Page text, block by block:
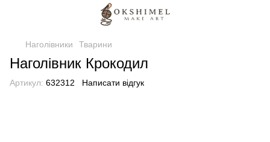
Наголівники Тварини
Наголівник Крокодил
Артикул: 632312 Написати відгук